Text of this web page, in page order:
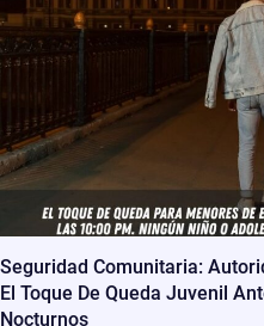
Seguridad Comunitaria:
El Toque De Queda Juvenil
Nocturnos